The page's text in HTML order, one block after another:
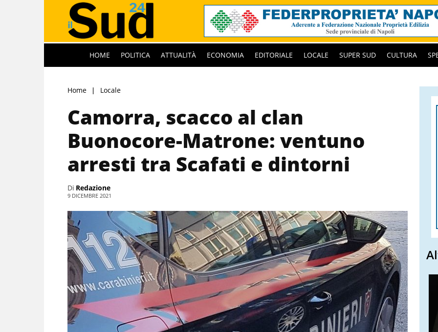
HOME POLITICA ATTUALITÀ ECONOMIA EDITORIALE LOCALE SUPER SUD CULTURA
Home Locale
Camorra, scacco al clan
Buonocore-Matrone: ventuno
arresti tra Scafati e dintorni
Di Redazione
9 DICEMBRE 2021